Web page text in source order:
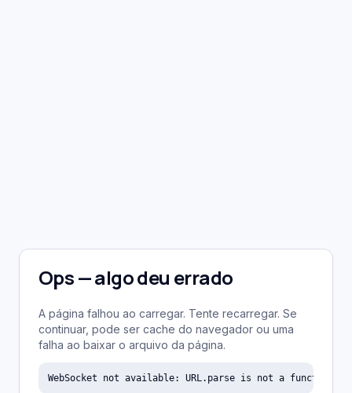
Ops — algo deu errado
A página falhou ao carregar. Tente recarregar. Se
continuar, pode ser cache do navegador ou uma
falha ao baixar o arquivo da página.
WebSocket not available: URL.parse is not a function